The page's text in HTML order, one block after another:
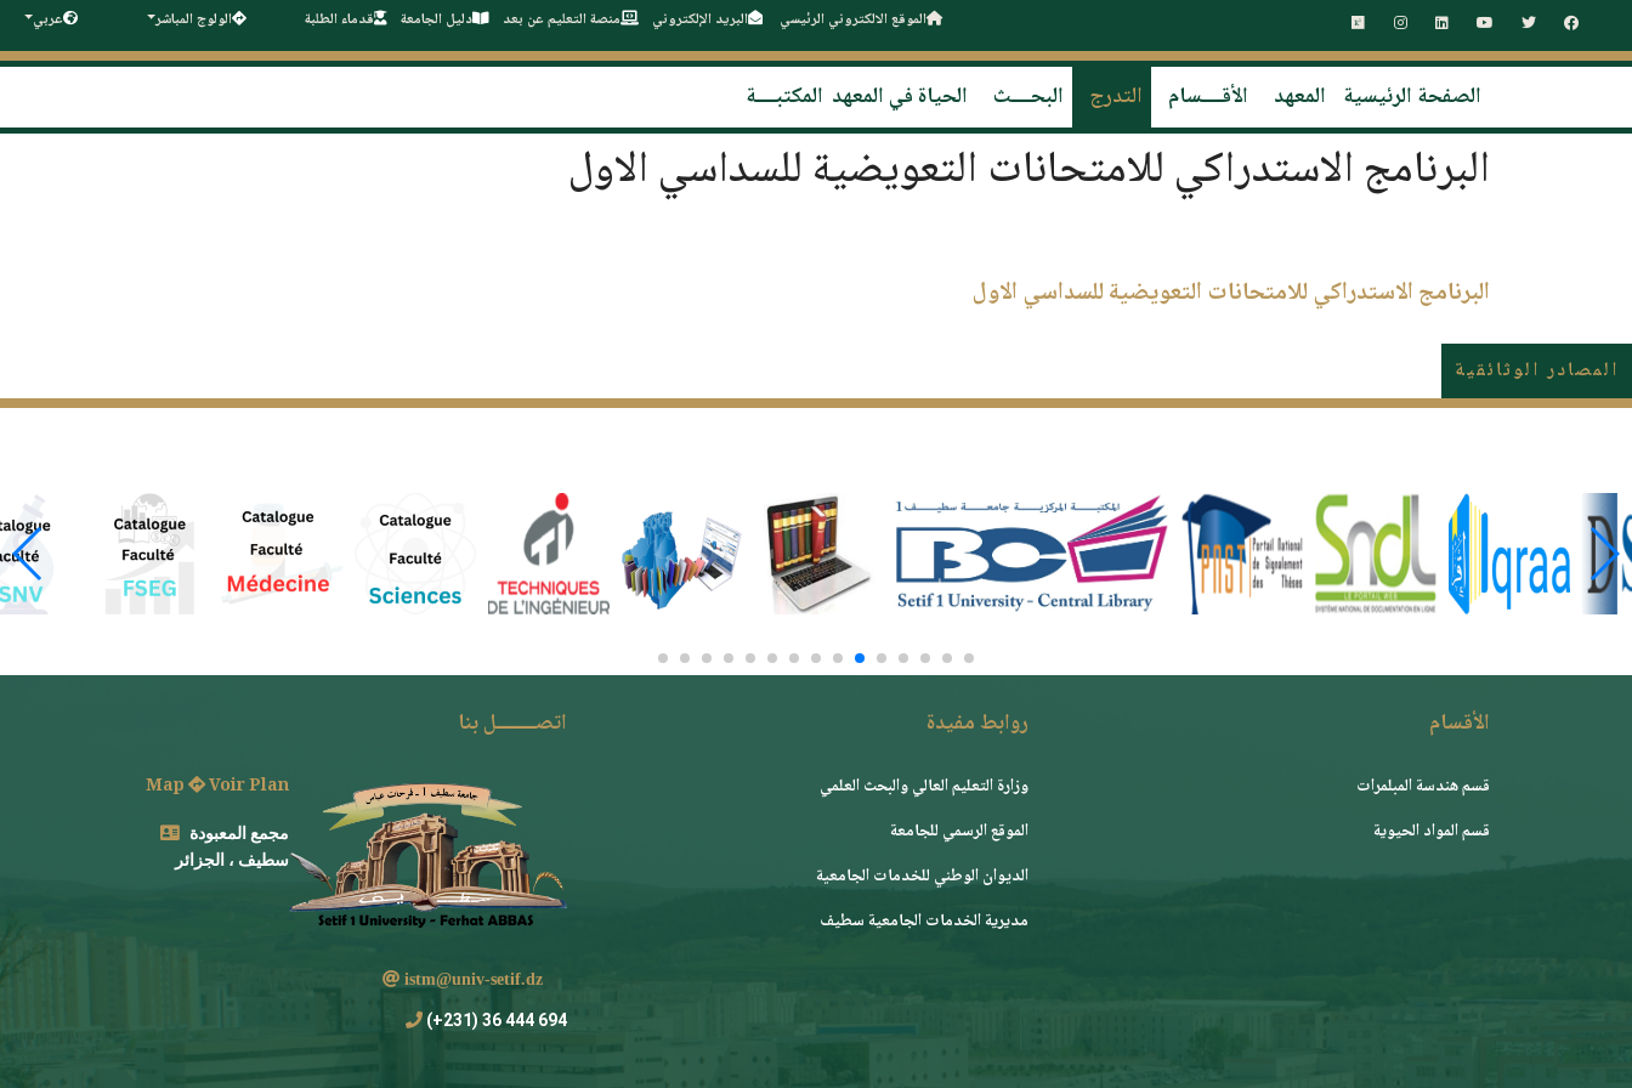
الموقع الالكتروني الرئيسي البريد الإلكتروني منصة التعليم عن بعد دليل الجامعة قدماء الطلبة الولوج المباشر عربي
الصفحة الرئيسية المعهد الأقــــسام التدرج البحــــث الحياة في المعهد المكتبــــة
البرنامج الاستدراكي للامتحانات التعويضية للسداسي الاول
البرنامج الاستدراكي للامتحانات التعويضية للسداسي الاول
المصادر الوثائقية
الأقسام
قسم هندسة المبلمرات
قسم المواد الحيوية
روابط مفيدة
وزارة التعليم العالي والبحث العلمي
الموقع الرسمي للجامعة
ﺍﻟﺪﻳﻮﺍﻥ ﺍﻟﻮﻃﻨﻲ ﻟﻠﺨﺪﻣﺎﺕ ﺍﻟﺠﺎﻣﻌﻴﺔ
مديرية الخدمات الجامعية سطيف
اتصــــــــل بنا
Map Voir Plan
مجمع المعبودة
سطيف ، الجزائر
istm@univ-setif.dz
694 444 36 (231+)